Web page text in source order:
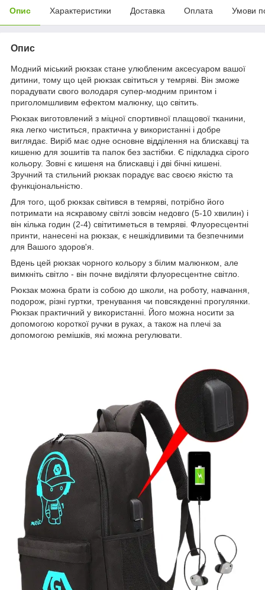
Опис Характеристики Доставка Оплата Умови
Опис
Модний міський рюкзак стане улюбленим аксесуаром вашої
дитини, тому що цей рюкзак світиться у темряві. Він зможе
порадувати свого володаря супер-модним принтом і
приголомшливим ефектом малюнку, що світить.
Рюкзак виготовлений з міцної спортивної плащової тканини,
яка легко чиститься, практична у використанні і добре
виглядає. Виріб має одне основне відділення на блискавці та
кишеню для зошитів та папок без застібки. Є підкладка сірого
кольору. Зовні є кишеня на блискавці і дві бічні кишені.
Зручний та стильний рюкзак порадує вас своєю якістю та
функціональністю.
Для того, щоб рюкзак світився в темряві, потрібно його
потримати на яскравому світлі зовсім недовго (5-10 хвилин) і
він кілька годин (2-4) світитиметься в темряві. Флуоресцентні
принти, нанесені на рюкзак, є нешкідливими та безпечними
для Вашого здоров'я.
Вдень цей рюкзак чорного кольору з білим малюнком, але
вимкніть світло - він почне виділяти флуоресцентне світло.
Рюкзак можна брати із собою до школи, на роботу, навчання,
подорож, різні гуртки, тренування чи повсякденні прогулянки.
Рюкзак практичний у використанні. Його можна носити за
допомогою короткої ручки в руках, а також на плечі за
допомогою ремішків, які можна регулювати.